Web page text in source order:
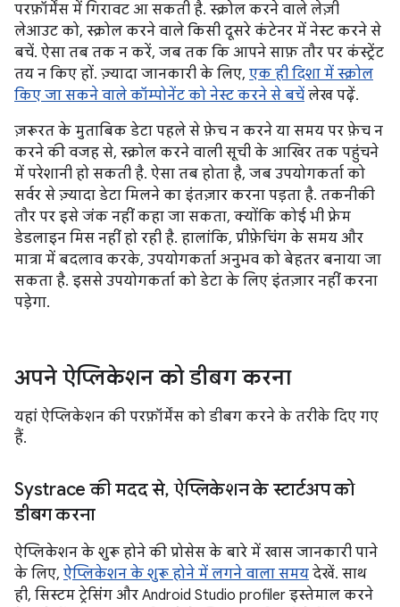
परफ़ॉर्मेंस में गिरावट आ सकती है. स्क्रोल करने वाले लेज़ी
लेआउट को, स्क्रोल करने वाले किसी दूसरे कंटेनर में नेस्ट करने से
बचें. ऐसा तब तक न करें, जब तक कि आपने साफ़ तौर पर कंस्ट्रेंट
तय न किए हों. ज़्यादा जानकारी के लिए, एक ही दिशा में स्क्रोल
किए जा सकने वाले कॉम्पोनेंट को नेस्ट करने से बचें लेख पढ़ें.
ज़रूरत के मुताबिक डेटा पहले से फ़ेच न करने या समय पर फ़ेच न
करने की वजह से, स्क्रोल करने वाली सूची के आखिर तक पहुंचने
में परेशानी हो सकती है. ऐसा तब होता है, जब उपयोगकर्ता को
सर्वर से ज़्यादा डेटा मिलने का इंतज़ार करना पड़ता है. तकनीकी
तौर पर इसे जंक नहीं कहा जा सकता, क्योंकि कोई भी फ़्रेम
डेडलाइन मिस नहीं हो रही है. हालांकि, प्रीफ़ेचिंग के समय और
मात्रा में बदलाव करके, उपयोगकर्ता अनुभव को बेहतर बनाया जा
सकता है. इससे उपयोगकर्ता को डेटा के लिए इंतज़ार नहीं करना
पड़ेगा.
अपने ऐप्लिकेशन को डीबग करना
यहां ऐप्लिकेशन की परफ़ॉर्मेंस को डीबग करने के तरीके दिए गए
हैं.
Systrace की मदद से, ऐप्लिकेशन के स्टार्टअप को
डीबग करना
ऐप्लिकेशन के शुरू होने की प्रोसेस के बारे में खास जानकारी पाने
के लिए, ऐप्लिकेशन के शुरू होने में लगने वाला समय देखें. साथ
ही, सिस्टम ट्रेसिंग और Android Studio profiler इस्तेमाल करने